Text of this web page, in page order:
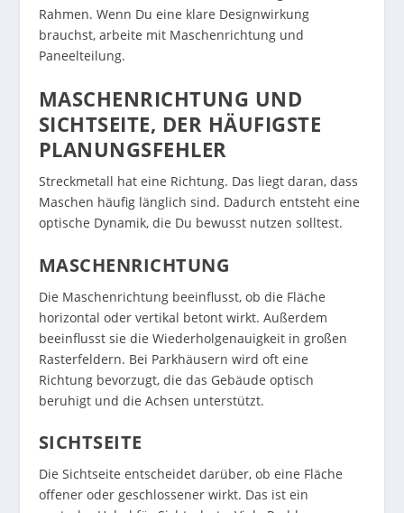
Rahmen. Wenn Du eine klare Designwirkung
brauchst, arbeite mit Maschenrichtung und
Paneelteilung.
MASCHENRICHTUNG UND
SICHTSEITE, DER HÄUFIGSTE
PLANUNGSFEHLER
Streckmetall hat eine Richtung. Das liegt daran, dass
Maschen häufig länglich sind. Dadurch entsteht eine
optische Dynamik, die Du bewusst nutzen solltest.
MASCHENRICHTUNG
Die Maschenrichtung beeinflusst, ob die Fläche
horizontal oder vertikal betont wirkt. Außerdem
beeinflusst sie die Wiederholgenauigkeit in großen
Rasterfeldern. Bei Parkhäusern wird oft eine
Richtung bevorzugt, die das Gebäude optisch
beruhigt und die Achsen unterstützt.
SICHTSEITE
Die Sichtseite entscheidet darüber, ob eine Fläche
offener oder geschlossener wirkt. Das ist ein